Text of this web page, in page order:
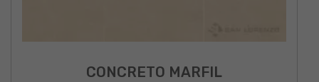
CONCRETO MARFIL